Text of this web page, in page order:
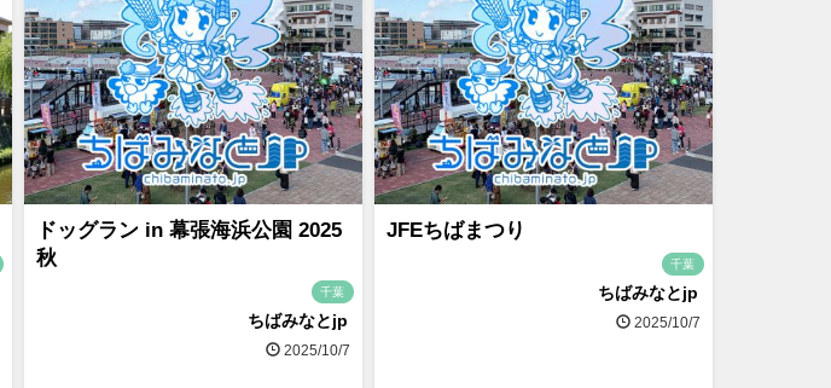
ドッグラン in 幕張海浜公園 2025
秋
千葉
ちばみなとjp
2025/10/7
JFEちばまつり
千葉
ちばみなとjp
2025/10/7